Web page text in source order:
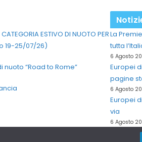
ESTIVO DI NUOTO PER
19-25/07/26)
“Road to Rome”
La
tutta
6 Agosto
Europei
pagine
6 Agosto
Europei
via
6 Agosto